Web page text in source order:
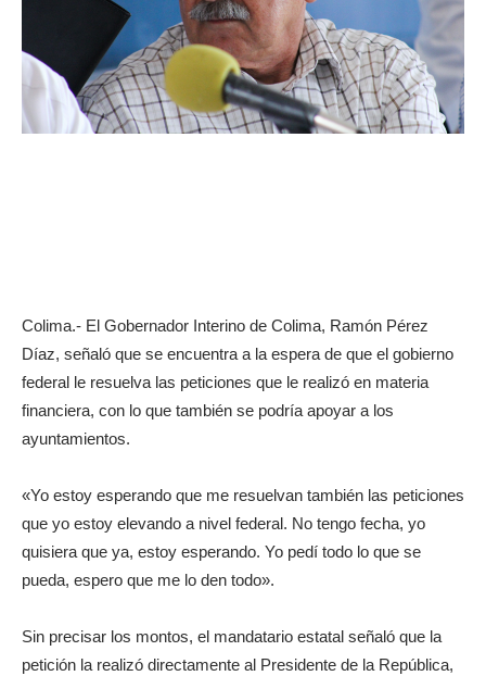
Colima.- El Gobernador Interino de Colima, Ramón Pérez
Díaz, señaló que se encuentra a la espera de que el gobierno
federal le resuelva las peticiones que le realizó en materia
financiera, con lo que también se podría apoyar a los
ayuntamientos.
«Yo estoy esperando que me resuelvan también las peticiones
que yo estoy elevando a nivel federal. No tengo fecha, yo
quisiera que ya, estoy esperando. Yo pedí todo lo que se
pueda, espero que me lo den todo».
Sin precisar los montos, el mandatario estatal señaló que la
petición la realizó directamente al Presidente de la República,